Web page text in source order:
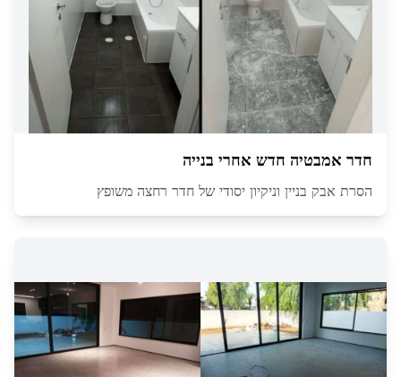
חדר אמבטיה חדש אחרי בנייה
הסרת אבק בניין וניקיון יסודי של חדר רחצה משופץ